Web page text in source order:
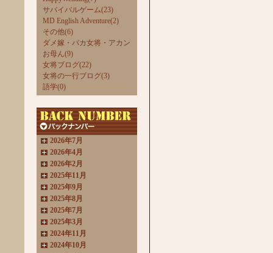
サバイバルゲーム(23)
MD English Adventure(2)
その他(6)
ダメ嫁・バカ女将・アカン
お母ん(9)
女将ブログ(22)
女将の一行ブログ(3)
語学(0)
2026年7月
2026年4月
2026年2月
2025年11月
2025年9月
2025年8月
2025年7月
2025年3月
2024年11月
2024年10月